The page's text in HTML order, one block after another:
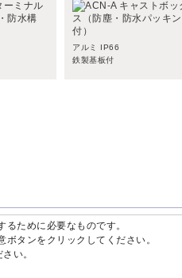
アルミ IP66
鉄製基板付
ために必要なものです。
タンをクリックしてください。
い。